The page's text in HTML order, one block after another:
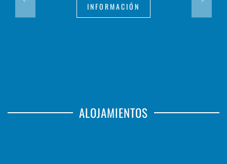
INFORMACIÓN
ALOJAMIENTOS